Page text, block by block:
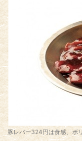
豚レバー324円は食感、ボ